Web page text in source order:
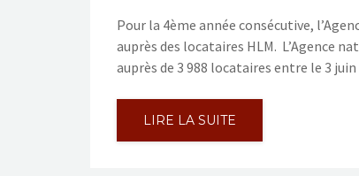
Pour la 4ème année consécutive,
auprès des locataires HLM. L’Agence
auprès de 3 988 locataires entre le 3
LIRE LA SUITE